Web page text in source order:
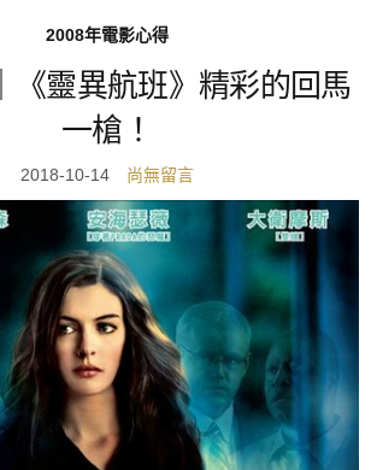
2008年電影心得
《靈異航班》精彩的回馬
一槍！
2018-10-14 尚無留言